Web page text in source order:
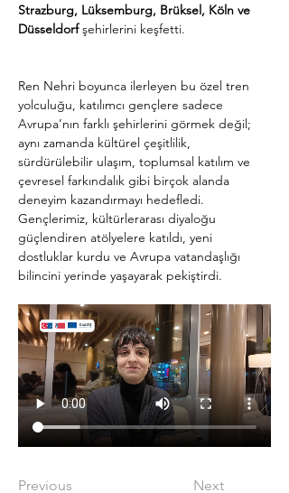
Strazburg, Lüksemburg, Brüksel, Köln ve
Düsseldorf şehirlerini keşfetti.
Ren Nehri boyunca ilerleyen bu özel tren
yolculuğu, katılımcı gençlere sadece
Avrupa’nın farklı şehirlerini görmek değil;
aynı zamanda kültürel çeşitlilik,
sürdürülebilir ulaşım, toplumsal katılım ve
çevresel farkındalık gibi birçok alanda
deneyim kazandırmayı hedefledi.
Gençlerimiz, kültürlerarası diyaloğu
güçlendiren atölyelere katıldı, yeni
dostluklar kurdu ve Avrupa vatandaşlığı
bilincini yerinde yaşayarak pekiştirdi.
Previous Next